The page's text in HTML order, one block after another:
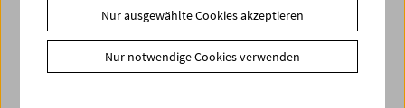
Nur ausgewählte Cookies akzeptieren
Nur notwendige Cookies verwenden